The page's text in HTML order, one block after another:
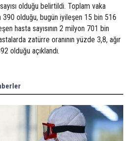
olduğu belirtildi. Toplam vaka
390 olduğu, bugün iyileşen 15 bin 516
hasta sayısının 2 milyon 701 bin
zatürre oranının yüzde 3,8, ağır
olduğu açıklandı.